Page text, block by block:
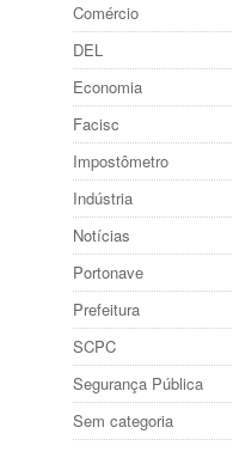
Comércio
DEL
Economia
Facisc
Impostômetro
Indústria
Notícias
Portonave
Prefeitura
SCPC
Segurança Pública
Sem categoria